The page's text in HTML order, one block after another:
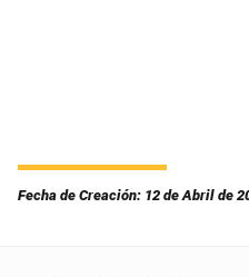
Fecha de Creación: 12 de Abril de